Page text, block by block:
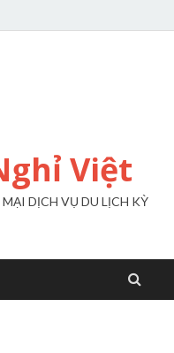
Việt
DỊCH VỤ DU LỊCH KỲ